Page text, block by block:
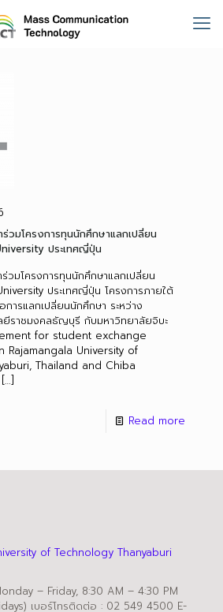
วมโครงการทุนนักศึกษาแลกเปลี่ยน
ประเทศญี่ปุ่น
วมโครงการทุนนักศึกษาแลกเปลี่ยน
ประเทศญี่ปุ่น โครงการภายใต้
ารแลกเปลี่ยนนักศึกษา ระหว่าง
ยีราชมงคลธัญบุรี กับมหาวิทยาลัยจิบะ
for student exchange
Rajamangala University of
Thailand and Chiba
[…]
Read more
of Technology Thanyaburi
– Friday, 8:30 AM – 4:30 PM
เบอร์โทรติดต่อ : 02 549 4500 E-